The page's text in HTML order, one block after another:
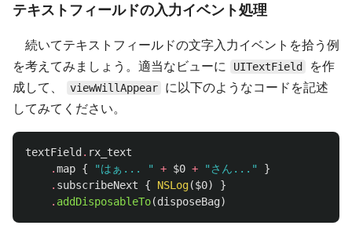
テキストフィールドの入力イベント処理
続いてテキストフィールドの文字入力イベントを拾う例
を考えてみましょう。適当なビューに
UITextField
を作
成して、
viewWillAppear
に以下のようなコードを記述
してみてください。
textField . rx_text
.map { "はぁ... " + $0 + "さん..."
}
. subscribeNext { NSLog($0)
}
. addDisposableTo(disposeBag)